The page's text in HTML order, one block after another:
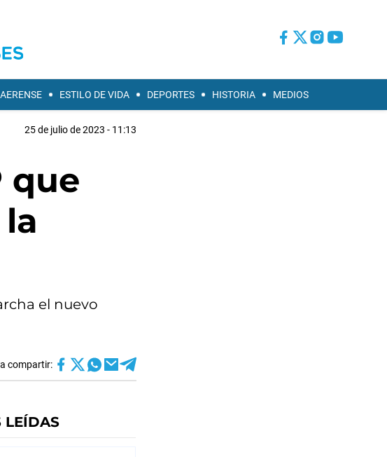
ESTILO DE VIDA DEPORTES HISTORIA MEDIOS
25 de julio de 2023 - 11:13
que
el nuevo
compartir:
LEÍDAS